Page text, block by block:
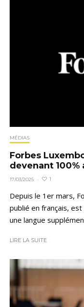
MÉDIAS
Forbes
devenant 100%
17/03/2025 · 1
Depuis le 1er mars,
publié en français, est
une langue
LIRE LA SUITE